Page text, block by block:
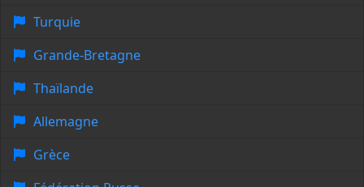
Turquie
Grande-Bretagne
Thaïlande
Allemagne
Grèce